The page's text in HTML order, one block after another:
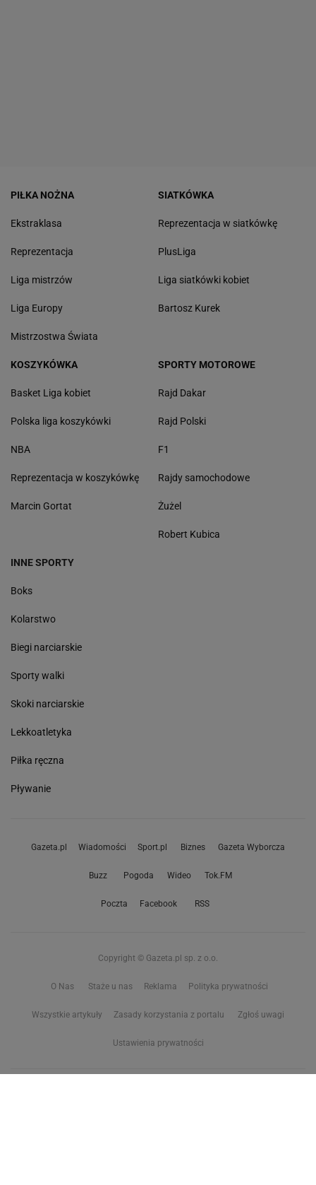
PIŁKA NOŻNA
Ekstraklasa
Reprezentacja
Liga mistrzów
Liga Europy
Mistrzostwa Świata
SIATKÓWKA
Reprezentacja w siatkówkę
PlusLiga
Liga siatkówki kobiet
Bartosz Kurek
KOSZYKÓWKA
Basket Liga kobiet
Polska liga koszykówki
NBA
Reprezentacja w koszykówkę
Marcin Gortat
SPORTY MOTOROWE
Rajd Dakar
Rajd Polski
F1
Rajdy samochodowe
Żużel
Robert Kubica
INNE SPORTY
Boks
Kolarstwo
Biegi narciarskie
Sporty walki
Skoki narciarskie
Lekkoatletyka
Piłka ręczna
Pływanie
Gazeta.pl Wiadomości Sport.pl Biznes Gazeta Wyborcza
Buzz Pogoda Wideo Tok.FM
Poczta Facebook RSS
Copyright © Gazeta.pl sp. z o.o.
O Nas Staże u nas Reklama Polityka prywatności
Wszystkie artykuły Zasady korzystania z portalu Zgłoś uwagi
Ustawienia prywatności